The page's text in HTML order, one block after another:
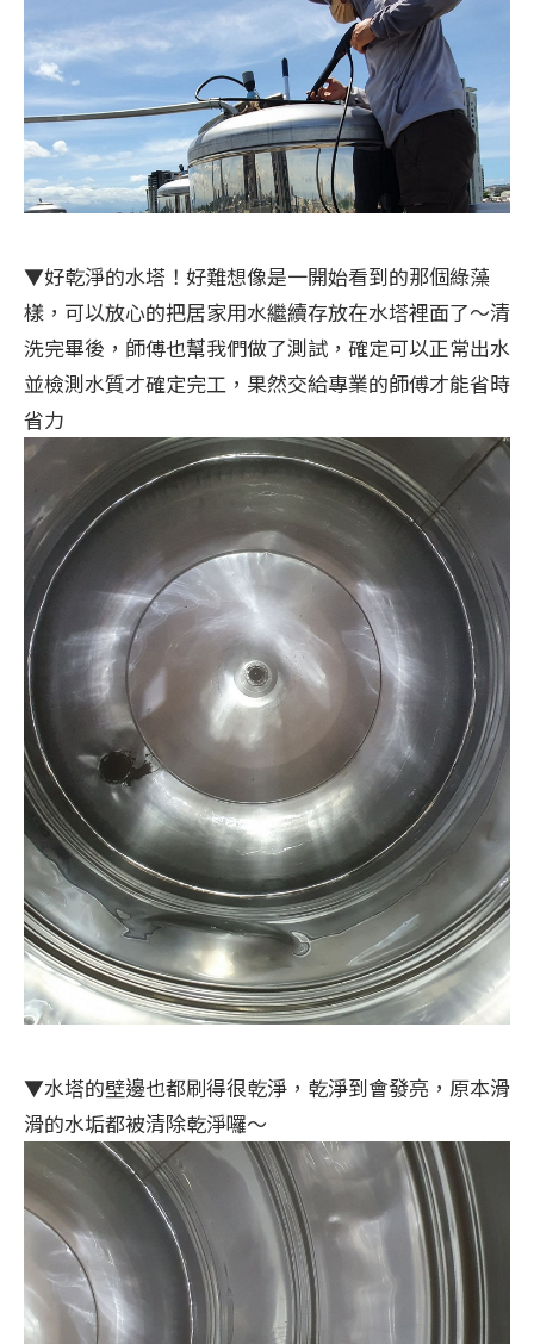
▼好乾淨的水塔！好難想像是一開始看到的那個綠藻
樣，可以放心的把居家用水繼續存放在水塔裡面了～清
洗完畢後，師傅也幫我們做了測試，確定可以正常出水
並檢測水質才確定完工，果然交給專業的師傅才能省時
省力
▼水塔的壁邊也都刷得很乾淨，乾淨到會發亮，原本滑
滑的水垢都被清除乾淨囉～